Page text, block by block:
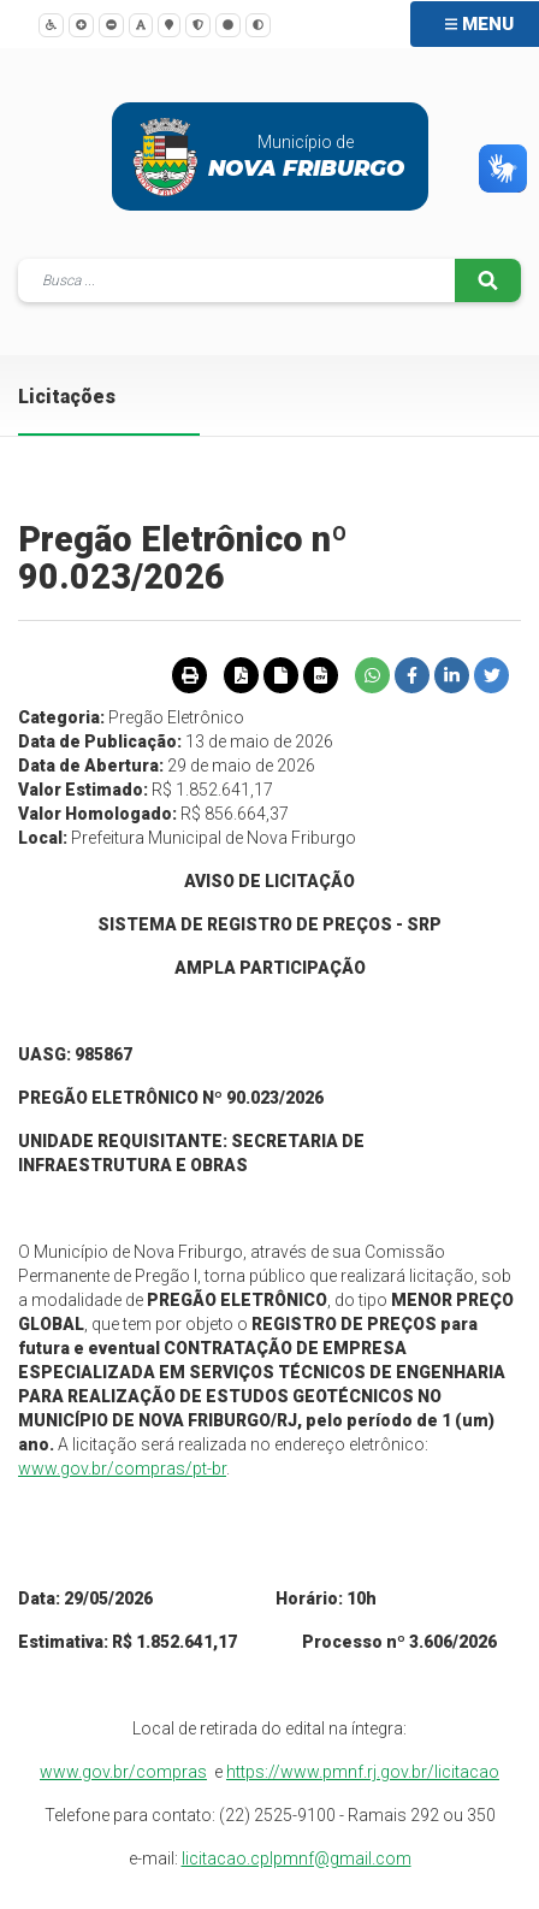
MENU
Município de
NOVA FRIBURGO
Licitações
Pregão Eletrônico nº
90.023/2026
Categoria: Pregão Eletrônico
Data de Publicação: 13 de maio de 2026
Data de Abertura: 29 de maio de 2026
Valor Estimado: R$ 1.852.641,17
Valor Homologado: R$ 856.664,37
Local: Prefeitura Municipal de Nova Friburgo
AVISO DE LICITAÇÃO
SISTEMA DE REGISTRO DE PREÇOS - SRP
AMPLA PARTICIPAÇÃO
UASG: 985867
PREGÃO ELETRÔNICO Nº 90.023/2026
UNIDADE REQUISITANTE: SECRETARIA DE
INFRAESTRUTURA E OBRAS
O Município de Nova Friburgo, através de sua Comissão
Permanente de Pregão I, torna público que realizará licitação, sob
a modalidade de PREGÃO ELETRÔNICO , do tipo MENOR PREÇO
GLOBAL , que tem por objeto o REGISTRO DE PREÇOS para
futura e eventual CONTRATAÇÃO DE EMPRESA
ESPECIALIZADA EM SERVIÇOS TÉCNICOS DE ENGENHARIA
PARA REALIZAÇÃO DE ESTUDOS GEOTÉCNICOS NO
MUNICÍPIO DE NOVA FRIBURGO/RJ, pelo período de 1 (um)
ano. A licitação será realizada no endereço eletrônico:
www.gov.br/compras/pt-br.
Data: 29/05/2026 Horário: 10h
Estimativa: R$ 1.852.641,17 Processo nº 3.606/2026
Local de retirada do edital na íntegra:
www.gov.br/compras e https://www.pmnf.rj.gov.br/licitacao
Telefone para contato: (22) 2525-9100 - Ramais 292 ou 350
e-mail: licitacao.cplpmnf@gmail.com